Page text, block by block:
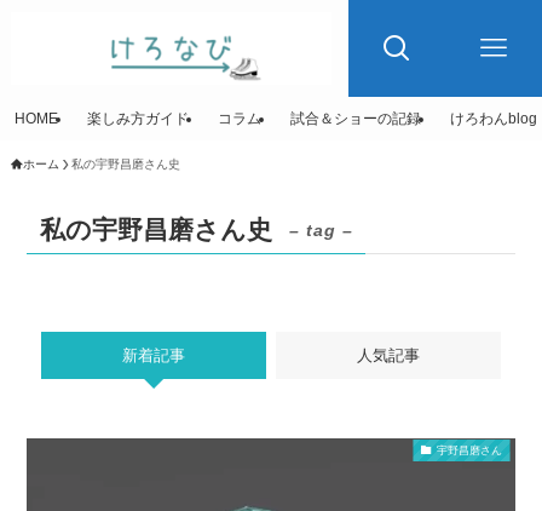
HOME 楽しみ方ガイド コラム 試合＆ショーの記録 けろわんblog
ホーム 私の宇野昌磨さん史
私の宇野昌磨さん史 – tag –
新着記事 人気記事
宇野昌磨さん